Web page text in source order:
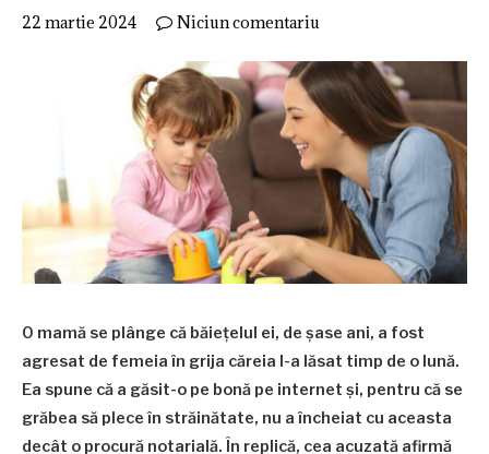
22 martie 2024 Niciun comentariu
O mamă se plânge că băieţelul ei, de şase ani, a fost
agresat de femeia în grija căreia l-a lăsat timp de o lună.
Ea spune că a găsit-o pe bonă pe internet şi, pentru că se
grăbea să plece în străinătate, nu a încheiat cu aceasta
decât o procură notarială. În replică, cea acuzată afirmă